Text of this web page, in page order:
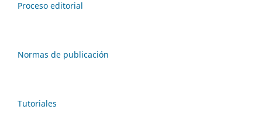
Proceso editorial
Normas de publicación
Tutoriales